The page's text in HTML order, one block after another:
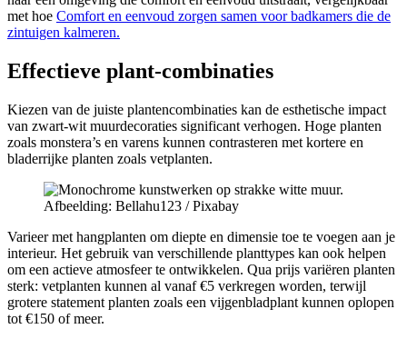
met hoe Comfort en eenvoud zorgen samen voor badkamers die de
zintuigen kalmeren.
Effectieve plant-combinaties
Kiezen van de juiste plantencombinaties kan de esthetische impact
van zwart-wit muurdecoraties significant verhogen. Hoge planten
zoals monstera’s en varens kunnen contrasteren met kortere en
bladerrijke planten zoals vetplanten.
Afbeelding: Bellahu123 / Pixabay
Varieer met hangplanten om diepte en dimensie toe te voegen aan je
interieur. Het gebruik van verschillende planttypes kan ook helpen
om een actieve atmosfeer te ontwikkelen. Qua prijs variëren planten
sterk: vetplanten kunnen al vanaf €5 verkregen worden, terwijl
grotere statement planten zoals een vijgenbladplant kunnen oplopen
tot €150 of meer.